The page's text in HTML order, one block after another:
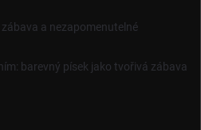
a nezapomenutelné
barevný písek jako tvořivá zábava